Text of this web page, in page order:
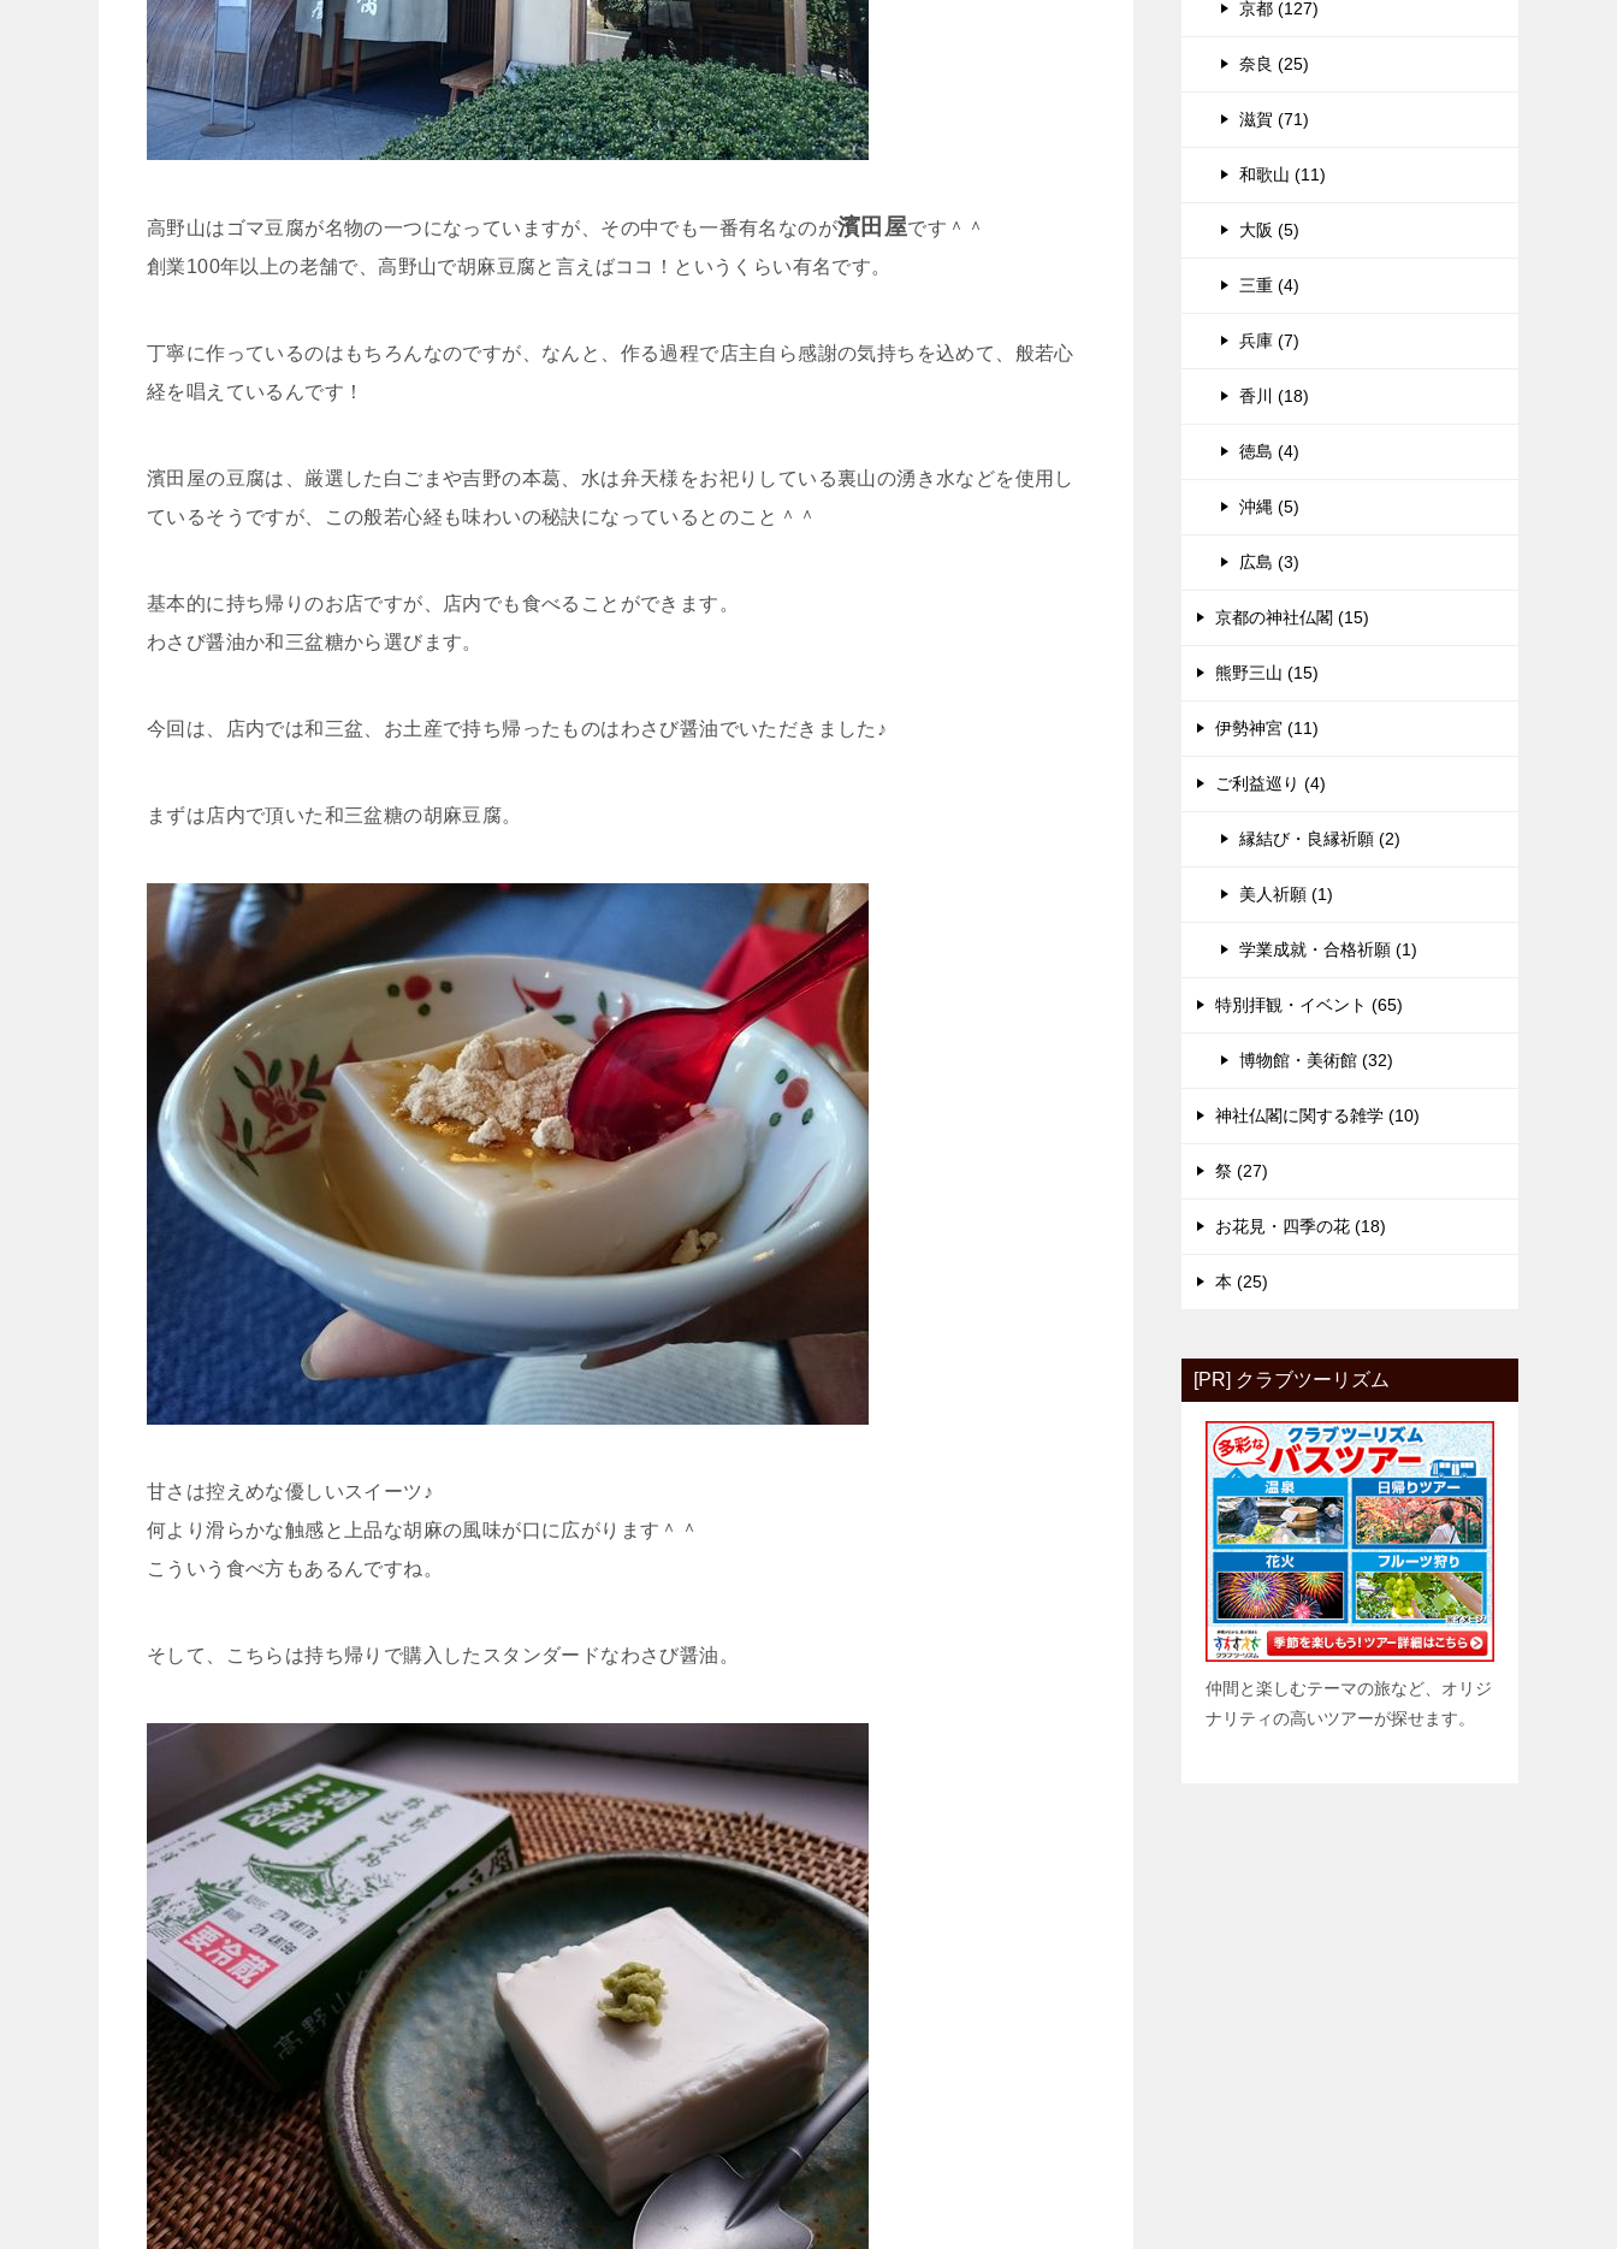
高野山はゴマ豆腐が名物の一つになっていますが、その中でも一番有名なのが濱田屋です＾＾
創業100年以上の老舗で、高野山で胡麻豆腐と言えばココ！というくらい有名です。
丁寧に作っているのはもちろんなのですが、なんと、作る過程で店主自ら感謝の気持ちを込めて、般若心
経を唱えているんです！
濱田屋の豆腐は、厳選した白ごまや吉野の本葛、水は弁天様をお祀りしている裏山の湧き水などを使用し
ているそうですが、この般若心経も味わいの秘訣になっているとのこと＾＾
基本的に持ち帰りのお店ですが、店内でも食べることができます。
わさび醤油か和三盆糖から選びます。
今回は、店内では和三盆、お土産で持ち帰ったものはわさび醤油でいただきました♪
まずは店内で頂いた和三盆糖の胡麻豆腐。
甘さは控えめな優しいスイーツ♪
何より滑らかな触感と上品な胡麻の風味が口に広がります＾＾
こういう食べ方もあるんですね。
そして、こちらは持ち帰りで購入したスタンダードなわさび醤油。
京都 (127)
奈良 (25)
滋賀 (71)
和歌山 (11)
大阪 (5)
三重 (4)
兵庫 (7)
香川 (18)
徳島 (4)
沖縄 (5)
広島 (3)
京都の神社仏閣 (15)
熊野三山 (15)
伊勢神宮 (11)
ご利益巡り (4)
縁結び・良縁祈願 (2)
美人祈願 (1)
学業成就・合格祈願 (1)
特別拝観・イベント (65)
博物館・美術館 (32)
神社仏閣に関する雑学 (10)
祭 (27)
お花見・四季の花 (18)
本 (25)
[PR] クラブツーリズム
仲間と楽しむテーマの旅など、オリジ
ナリティの高いツアーが探せます。